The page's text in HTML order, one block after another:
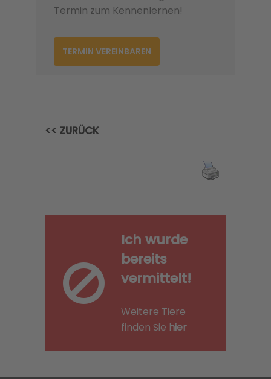
Termin zum Kennenlernen!
TERMIN VEREINBAREN
<< ZURÜCK
Ich wurde
bereits
vermittelt!
Weitere Tiere
finden Sie hier